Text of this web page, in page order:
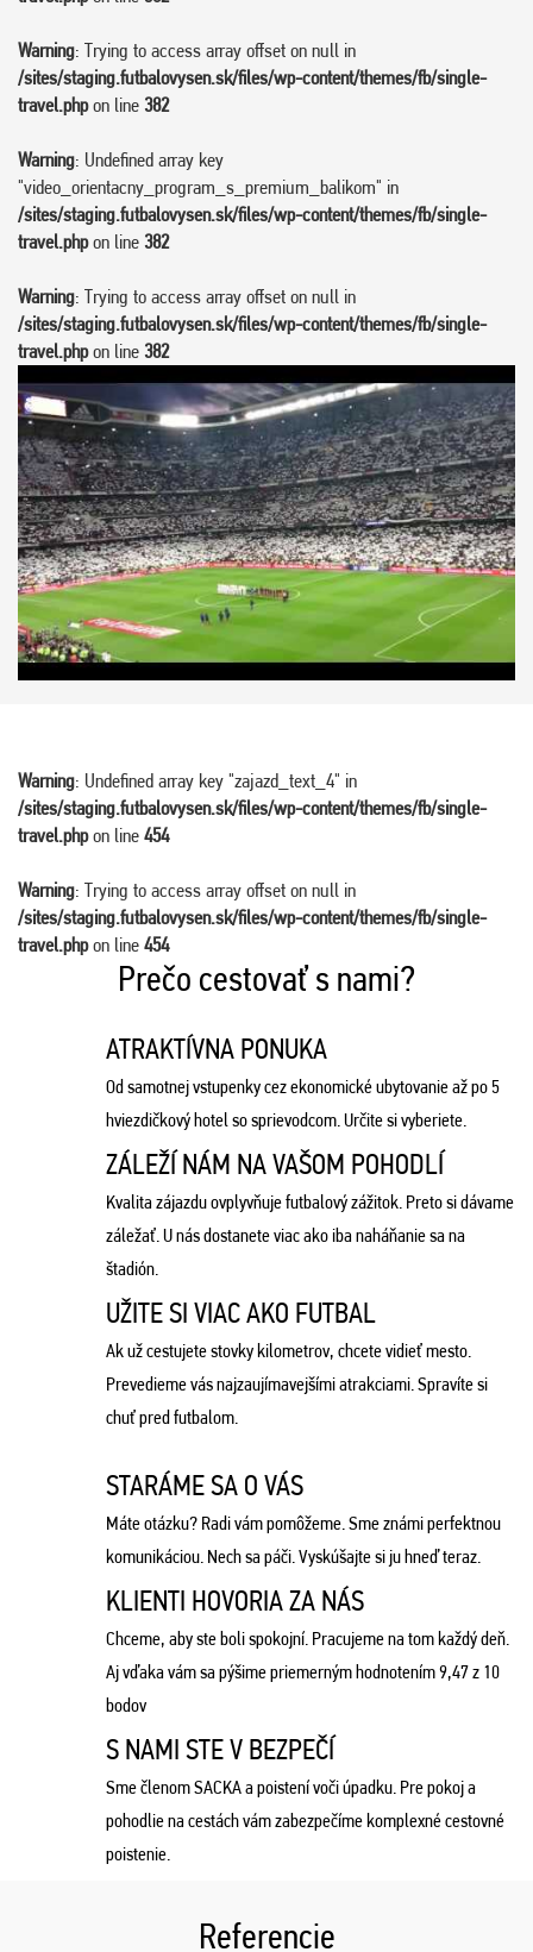
Warning: Trying to access array offset on null in
/sites/staging.futbalovysen.sk/files/wp-content/themes/fb/single-
travel.phpon line 382
Warning: Undefined array key
"video_orientacny_program_s_premium_balikom" in
/sites/staging.futbalovysen.sk/files/wp-content/themes/fb/single-
travel.phpon line 382
Warning: Trying to access array offset on null in
/sites/staging.futbalovysen.sk/files/wp-content/themes/fb/single-
travel.phpon line 382
Warning: Undefined array key "zajazd_text_4" in
/sites/staging.futbalovysen.sk/files/wp-content/themes/fb/single-
travel.phpon line 454
Warning: Trying to access array offset on null in
/sites/staging.futbalovysen.sk/files/wp-content/themes/fb/single-
travel.phpon line 454
Prečo cestovať s nami?
ATRAKTÍVNA PONUKA
Od samotnej vstupenky cez ekonomické ubytovanie až po 5
hviezdičkový hotel so sprievodcom. Určite si vyberiete.
ZÁLEŽÍ NÁM NA VAŠOM POHODLÍ
Kvalita zájazdu ovplyvňuje futbalový zážitok. Preto si dávame
záležať. U nás dostanete viac ako iba naháňanie sa na
štadión.
UŽITE SI VIAC AKO FUTBAL
Ak už cestujete stovky kilometrov, chcete vidieť mesto.
Prevedieme vás najzaujímavejšími atrakciami. Spravíte si
chuť pred futbalom.
STARÁME SA O VÁS
Máte otázku? Radi vám pomôžeme. Sme známi perfektnou
komunikáciou. Nech sa páči. Vyskúšajte si ju hneď teraz.
KLIENTI HOVORIA ZA NÁS
Chceme, aby ste boli spokojní. Pracujeme na tom každý deň.
Aj vďaka vám sa pýšime priemerným hodnotením 9,47 z 10
bodov
S NAMI STE V BEZPEČÍ
Sme členom SACKA a poistení voči úpadku. Pre pokoj a
pohodlie na cestách vám zabezpečíme komplexné cestovné
poistenie.
Referencie